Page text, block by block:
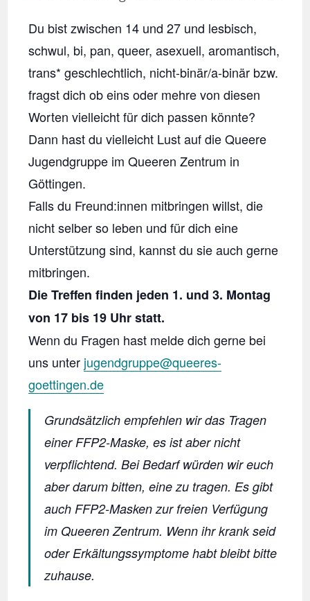
Du bist zwischen 14 und 27 und lesbisch,
schwul, bi, pan, queer, asexuell, aromantisch,
trans* geschlechtlich, nicht-binär/a-binär bzw.
fragst dich ob eins oder mehre von diesen
Worten vielleicht für dich passen könnte?
Dann hast du vielleicht Lust auf die Queere
Jugendgruppe im Queeren Zentrum in
Göttingen.
Falls du Freund:innen mitbringen willst, die
nicht selber so leben und für dich eine
Unterstützung sind, kannst du sie auch gerne
mitbringen.
Die Treffen finden jeden 1. und 3. Montag
von 17 bis 19 Uhr statt.
Wenn du Fragen hast melde dich gerne bei
uns unter jugendgruppe@queeres-
goettingen.de
Grundsätzlich empfehlen wir das Tragen
einer FFP2-Maske, es ist aber nicht
verpflichtend. Bei Bedarf würden wir euch
aber darum bitten, eine zu tragen. Es gibt
auch FFP2-Masken zur freien Verfügung
im Queeren Zentrum. Wenn ihr krank seid
oder Erkältungssymptome habt bleibt bitte
zuhause.